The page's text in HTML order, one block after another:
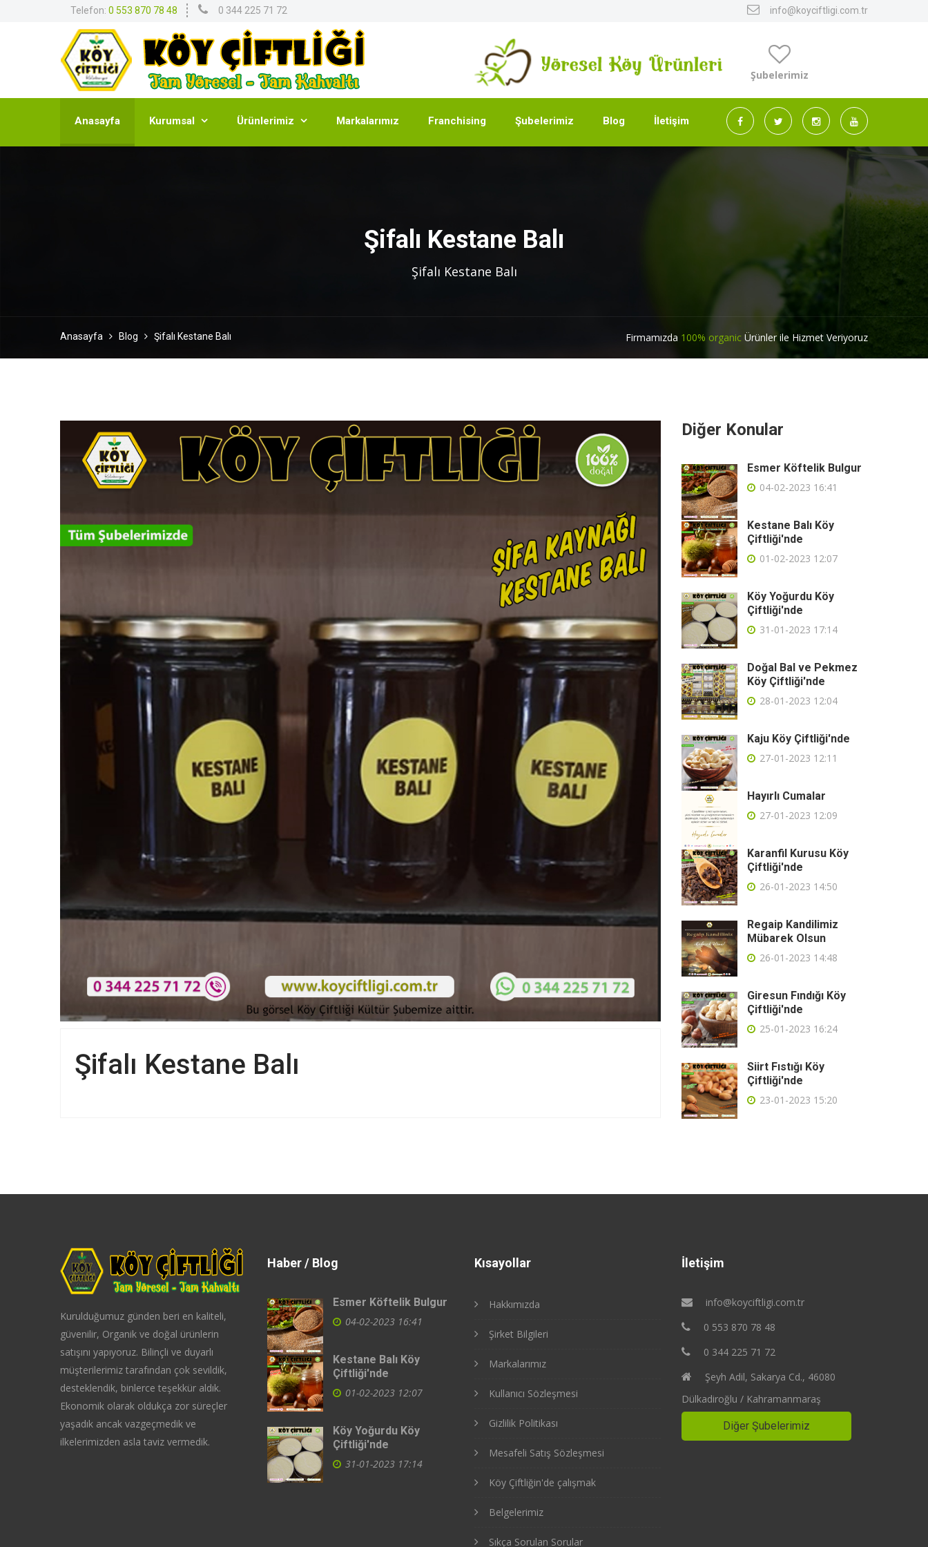
Telefon: 0 553 870 78 48 0 344 225 71 72 info@koyciftligi.com.tr
Şubelerimiz
Anasayfa Kurumsal  Ürünlerimiz  Markalarımız Franchising Şubelerimiz Blog İletişim
Şifalı Kestane Balı
Şifalı Kestane Balı
Anasayfa Blog Şifalı Kestane Balı Firmamızda 100% organic Ürünler ile Hizmet Veriyoruz
Şifalı Kestane Balı
Diğer Konular
Esmer Köftelik Bulgur
04-02-2023 16:41
Kestane Balı Köy
Çiftliği'nde
01-02-2023 12:07
Köy Yoğurdu Köy
Çiftliği'nde
31-01-2023 17:14
Doğal Bal ve Pekmez
Köy Çiftliği'nde
28-01-2023 12:04
Kaju Köy Çiftliği'nde
27-01-2023 12:11
Hayırlı Cumalar
27-01-2023 12:09
Karanfil Kurusu Köy
Çiftliği'nde
26-01-2023 14:50
Regaip Kandilimiz
Mübarek Olsun
26-01-2023 14:48
Giresun Fındığı Köy
Çiftliği'nde
25-01-2023 16:24
Siirt Fıstığı Köy
Çiftliği'nde
23-01-2023 15:20
Kurulduğumuz günden beri en kaliteli,
güvenilir, Organik ve doğal ürünlerin
satışını yapıyoruz. Bilinçli ve duyarlı
müşterilerimiz tarafından çok sevildik,
desteklendik, binlerce teşekkür aldık.
Ekonomik olarak oldukça zor süreçler
yaşadık ancak vazgeçmedik ve
ilkelerimizden asla taviz vermedik.
Haber / Blog
Esmer Köftelik Bulgur
04-02-2023 16:41
Kestane Balı Köy
Çiftliği'nde
01-02-2023 12:07
Köy Yoğurdu Köy
Çiftliği'nde
31-01-2023 17:14
Kısayollar
Hakkımızda
Şirket Bilgileri
Markalarımız
Kullanıcı Sözleşmesi
Gizlilik Politikası
Mesafeli Satış Sözleşmesi
Köy Çiftliğin'de çalışmak
Belgelerimiz
Sıkça Sorulan Sorular
İletişim
info@koyciftligi.com.tr
0 553 870 78 48
0 344 225 71 72
Şeyh Adil, Sakarya Cd., 46080
Dülkadiroğlu / Kahramanmaraş
Diğer Şubelerimiz